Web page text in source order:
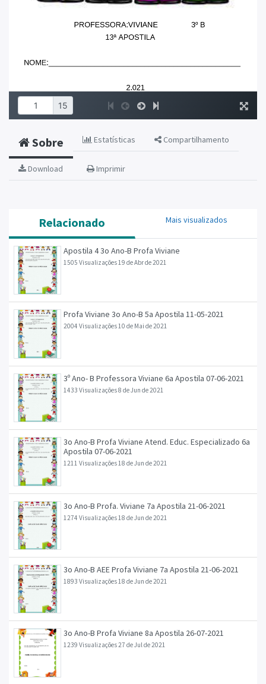
Relacionado Mais visualizados
Apostila 4 3o Ano-B Profa Viviane
1505 Visualizações19 de Abr de 2021
Profa Viviane 3o Ano-B 5a Apostila 11-05-2021
2004 Visualizações10 de Mai de 2021
3º Ano- B Professora Viviane 6a Apostila 07-06-2021
1433 Visualizações8 de Jun de 2021
3o Ano-B Profa Viviane Atend. Educ. Especializado 6a
Apostila 07-06-2021
1211 Visualizações18 de Jun de 2021
3o Ano-B Profa. Viviane 7a Apostila 21-06-2021
1274 Visualizações 18 de Jun de 2021
3o Ano-B AEE Profa Viviane 7a Apostila 21-06-2021
1893 Visualizações18 de Jun de 2021
3o Ano-B Profa Viviane 8a Apostila 26-07-2021
1239 Visualizações27 de Jul de 2021
Sobre Estatísticas Compartilhamento
Download Imprimir